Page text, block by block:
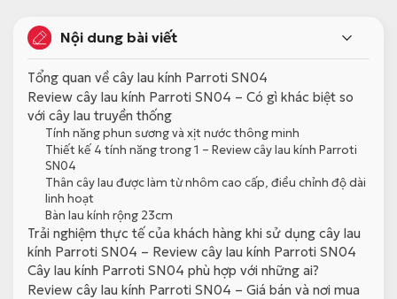
Nội dung bài viết
Tổng quan về cây lau kính Parroti SN04
Review cây lau kính Parroti SN04 – Có gì khác biệt so
với cây lau truyền thống
Tính năng phun sương và xịt nước thông minh
Thiết kế 4 tính năng trong 1 – Review cây lau kính Parroti
SN04
Thân cây lau được làm từ nhôm cao cấp, điều chỉnh độ dài
linh hoạt
Bàn lau kính rộng 23cm
Trải nghiệm thực tế của khách hàng khi sử dụng cây lau
kính Parroti SN04 – Review cây lau kính Parroti SN04
Cây lau kính Parroti SN04 phù hợp với những ai?
Review cây lau kính Parroti SN04 – Giá bán và nơi mua